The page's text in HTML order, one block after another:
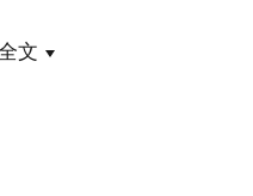
果您是港澳同胞，则
文